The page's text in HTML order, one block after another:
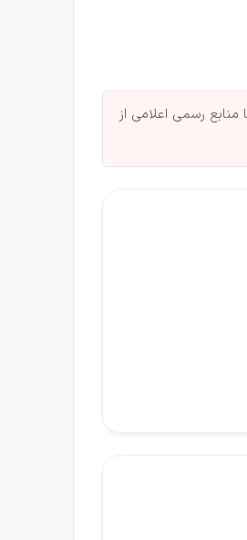
رسمی اعلامی از